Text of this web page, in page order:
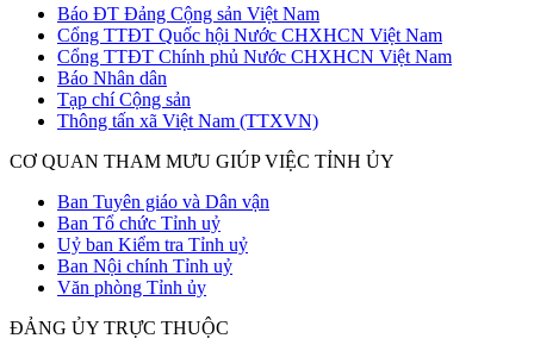
Báo ĐT Đảng Cộng sản Việt Nam
Cổng TTĐT Quốc hội Nước CHXHCN Việt Nam
Cổng TTĐT Chính phủ Nước CHXHCN Việt Nam
Báo Nhân dân
Tạp chí Cộng sản
Thông tấn xã Việt Nam (TTXVN)
CƠ QUAN THAM MƯU GIÚP VIỆC TỈNH ỦY
Ban Tuyên giáo và Dân vận
Ban Tổ chức Tỉnh uỷ
Uỷ ban Kiểm tra Tỉnh uỷ
Ban Nội chính Tỉnh uỷ
Văn phòng Tỉnh ủy
ĐẢNG ỦY TRỰC THUỘC